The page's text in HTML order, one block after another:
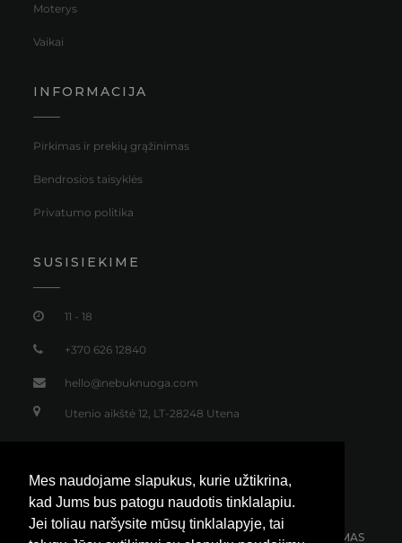
Moterys
Vaikai
INFORMACIJA
Pirkimas ir prekių grąžinimas
Bendrosios taisyklės
Privatumo politika
SUSISIEKIME
11 - 18
+370 626 12840
hello@nebuknuoga.com
Utenio aikštė 12, LT-28248 Utena
NEMOKAMAS SIUNTIMAS 30 DIENŲ GRĄŽINIMAS
Mes naudojame slapukus, kurie užtikrina,
kad Jums bus patogu naudotis tinklalapiu.
Jei toliau naršysite mūsų tinklalapyje, tai